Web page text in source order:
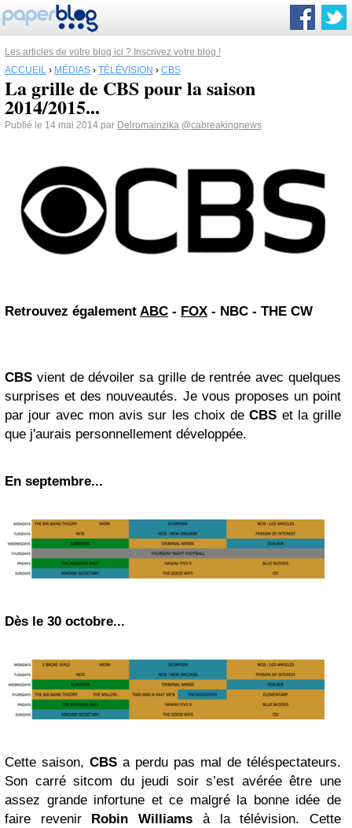
Les articles de votre blog ici ? Inscrivez votre blog !
ACCUEIL › MÉDIAS › TÉLÉVISION › CBS
La grille de CBS pour la saison
2014/2015...
Publié le 14 mai 2014 par Delromainzika @cabreakingnews
Retrouvez également ABC - FOX - NBC - THE CW
CBS vient de dévoiler sa grille de rentrée avec quelques
surprises et des nouveautés. Je vous proposes un point
par jour avec mon avis sur les choix deCBS et la grille
que j'aurais personnellement développée.
En septembre...
Dès le 30 octobre...
Cette saison, CBS a perdu pas mal de téléspectateurs.
Son carré sitcom du jeudi soir s’est avérée être une
assez grande infortune et ce malgré la bonne idée de
faire revenir Robin Williams à la télévision. Cette